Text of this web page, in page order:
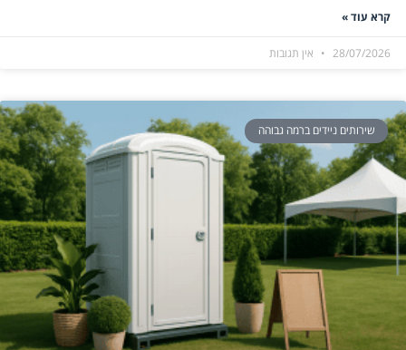
קרא עוד »
28/07/2026 אין תגובות
שירותים ניידים ברמה גבוהה